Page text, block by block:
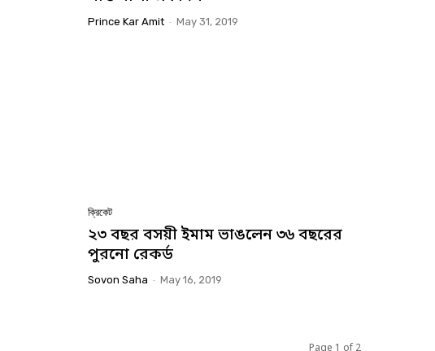
Prince Kar Amit - May 31, 2019
ক্রিকেট
২৩ বছর বসয়ী ইমাম ভাঙলেন ৩৬ বছরের
পুরনো রেকর্ড
Sovon Saha - May 16, 2019